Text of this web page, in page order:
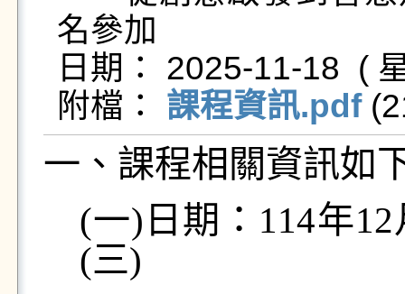
名參加
日期： 2025-11-18  (
附檔： 課程資訊.pdf
一、課程相關資訊如
(一)日期：114年
(三)